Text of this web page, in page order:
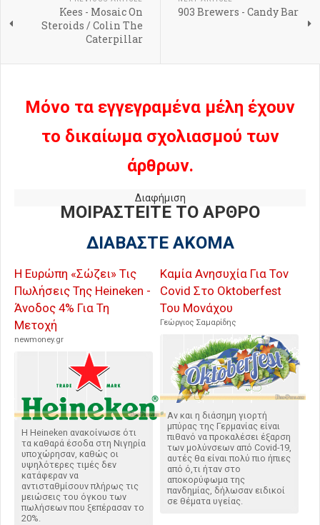
Kees - Mosaic On
Steroids / Colin The
Caterpillar
903 Brewers - Candy Bar
Μόνο τα εγγεγραμένα μέλη έχουν
το δικαίωμα σχολιασμού των
άρθρων.
Διαφήμιση
ΜΟΙΡΑΣΤΕΙΤΕ ΤΟ ΑΡΘΡΟ
ΔΙΑΒΑΣΤΕ ΑΚΟΜΑ
Η Ευρώπη «Σώζει» Τις
Πωλήσεις Της Heineken -
Άνοδος 4% Για Τη
Μετοχή
newmoney.gr
Η Heineken ανακοίνωσε ότι
τα καθαρά έσοδα στη Νιγηρία
υποχώρησαν, καθώς οι
υψηλότερες τιμές δεν
κατάφεραν να
αντισταθμίσουν πλήρως τις
μειώσεις του όγκου των
πωλήσεων που ξεπέρασαν το
20%.
Καμία Ανησυχία Για Τον
Covid Στο Oktoberfest
Του Μονάχου
Γεώργιος Σαμαρίδης
Αν και η διάσημη γιορτή
μπύρας της Γερμανίας είναι
πιθανό να προκαλέσει έξαρση
των μολύνσεων από Covid-19,
αυτές θα είναι πολύ πιο ήπιες
από ό,τι ήταν στο
αποκορύφωμα της
πανδημίας, δήλωσαν ειδικοί
σε θέματα υγείας.